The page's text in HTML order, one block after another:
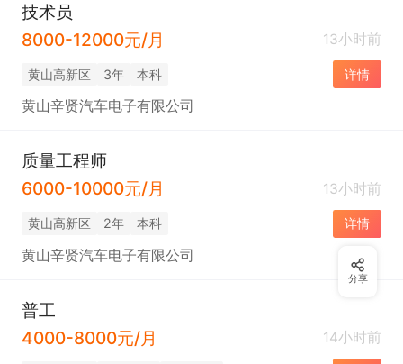
技术员
8000-12000元/月
13小时前
黄山高新区 3年 本科 详情
黄山辛贤汽车电子有限公司
质量工程师
6000-10000元/月
13小时前
黄山高新区 2年 本科 详情
黄山辛贤汽车电子有限公司
普工
4000-8000元/月
14小时前
分享